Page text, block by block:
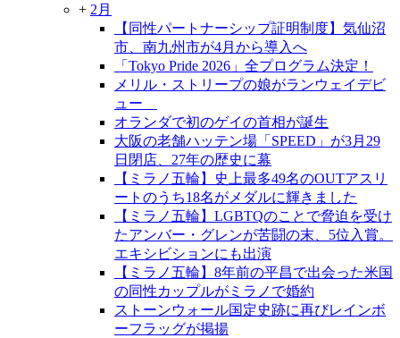
+ 2月
【同性パートナーシップ証明制度】気仙沼
市、南九州市が4月から導入へ
「Tokyo Pride 2026」全プログラム決定！
メリル・ストリープの娘がランウェイデビ
ュー
オランダで初のゲイの首相が誕生
大阪の老舗ハッテン場「SPEED」が3月29
日閉店、27年の歴史に幕
【ミラノ五輪】史上最多49名のOUTアスリ
ートのうち18名がメダルに輝きました
【ミラノ五輪】LGBTQのことで脅迫を受け
たアンバー・グレンが苦闘の末、5位入賞。
エキシビションにも出演
【ミラノ五輪】8年前の平昌で出会った米国
の同性カップルがミラノで婚約
ストーンウォール国定史跡に再びレインボ
ーフラッグが掲揚